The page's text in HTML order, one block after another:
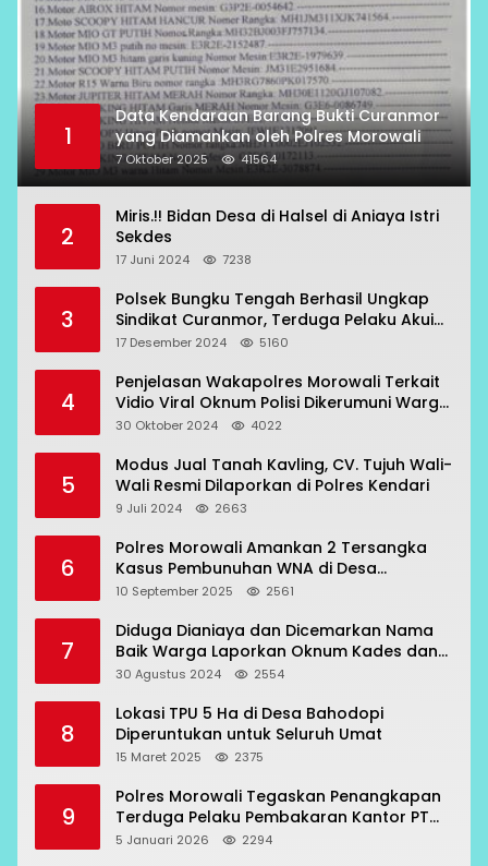
1
Data Kendaraan Barang Bukti Curanmor
yang Diamankan oleh Polres Morowali
7 Oktober 2025 41564
2
Miris.!! Bidan Desa di Halsel di Aniaya Istri
Sekdes
17 Juni 2024 7238
3
Polsek Bungku Tengah Berhasil Ungkap
Sindikat Curanmor, Terduga Pelaku Akui
Beraksi di 7 Lokasi
17 Desember 2024 5160
4
Penjelasan Wakapolres Morowali Terkait
Vidio Viral Oknum Polisi Dikerumuni Warga
Bahodopi
30 Oktober 2024 4022
5
Modus Jual Tanah Kavling, CV. Tujuh Wali-
Wali Resmi Dilaporkan di Polres Kendari
9 Juli 2024 2663
6
Polres Morowali Amankan 2 Tersangka
Kasus Pembunuhan WNA di Desa
Topogaro
10 September 2025 2561
7
Diduga Dianiaya dan Dicemarkan Nama
Baik Warga Laporkan Oknum Kades dan
Oknum Polisi
30 Agustus 2024 2554
8
Lokasi TPU 5 Ha di Desa Bahodopi
Diperuntukan untuk Seluruh Umat
15 Maret 2025 2375
9
Polres Morowali Tegaskan Penangkapan
Terduga Pelaku Pembakaran Kantor PT
RCP Sesuai Prosedur
5 Januari 2026 2294